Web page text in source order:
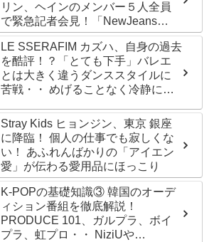
リン、ヘインのメンバー５人全員
で緊急記者会見！「NewJeans
never dies!」と微笑みの宣言！
ADOR側、2029年まで契約有効と
主張
LE SSERAFIM カズハ、自身の過去
を酷評！？「とても下手」バレエ
とは大きく違うダンススタイルに
苦戦・・ めげることなく冷静に努
Stray Kids ヒョンジン、東京 銀座
に降臨！ 個人の仕事でも寂しくな
い！ あふれんばかりの「アイエン
愛」が伝わる愛用品にほっこり
K-POPの基礎知識③ 韓国のオーデ
ィション番組を徹底解説！
PRODUCE 101、ガルプラ、ボイ
プラ、虹プロ・・ NiziUや